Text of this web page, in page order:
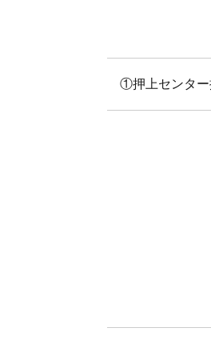
①押上センター